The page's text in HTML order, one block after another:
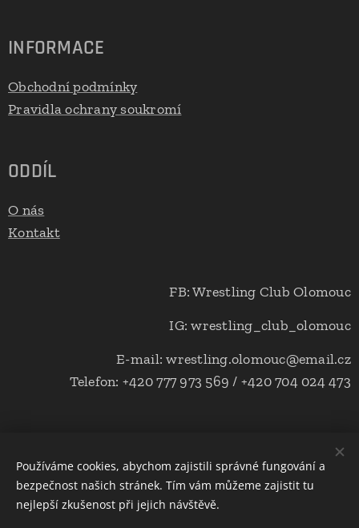
INFORMACE
Obchodní podmínky
Pravidla ochrany soukromí
ODDÍL
O nás
Kontakt
FB: Wrestling Club Olomouc
IG: wrestling_club_olomouc
E-mail: wrestling.olomouc@email.cz
Telefon: +420 777 973 569 / +420 704 024 473
Svaz zápasu České republiky
T.J. Sokol Olomouc
Používáme cookies, abychom zajistili správné fungování a
bezpečnost našich stránek. Tím vám můžeme zajistit tu
nejlepší zkušenost při jejich návštěvě.